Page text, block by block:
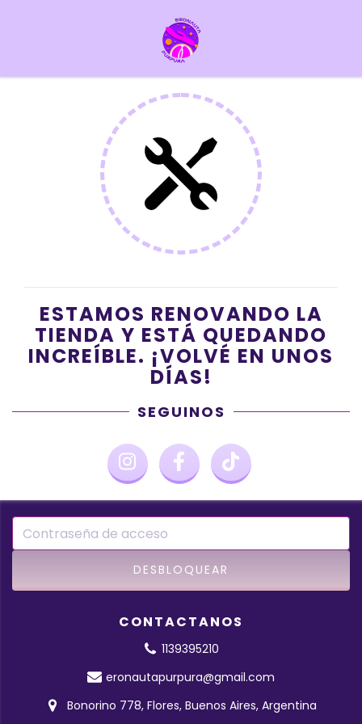
ESTAMOS RENOVANDO LA
TIENDA Y ESTÁ QUEDANDO
INCREÍBLE. ¡VOLVÉ EN UNOS
DÍAS!
SEGUINOS
CONTACTANOS
1139395210
eronautapurpura@gmail.com
Bonorino 778, Flores, Buenos Aires, Argentina